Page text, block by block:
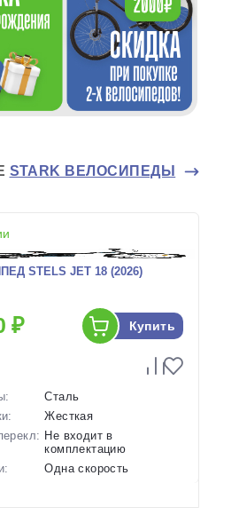
STARK ВЕЛОСИПЕДЫ
STELS JET 18 (2026)
₽ Купить
Сталь
Жесткая
Не входит в
комплектацию
Одна скорость